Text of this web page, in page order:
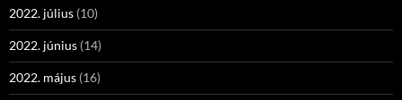
2022. július (10)
2022. június (14)
2022. május (16)